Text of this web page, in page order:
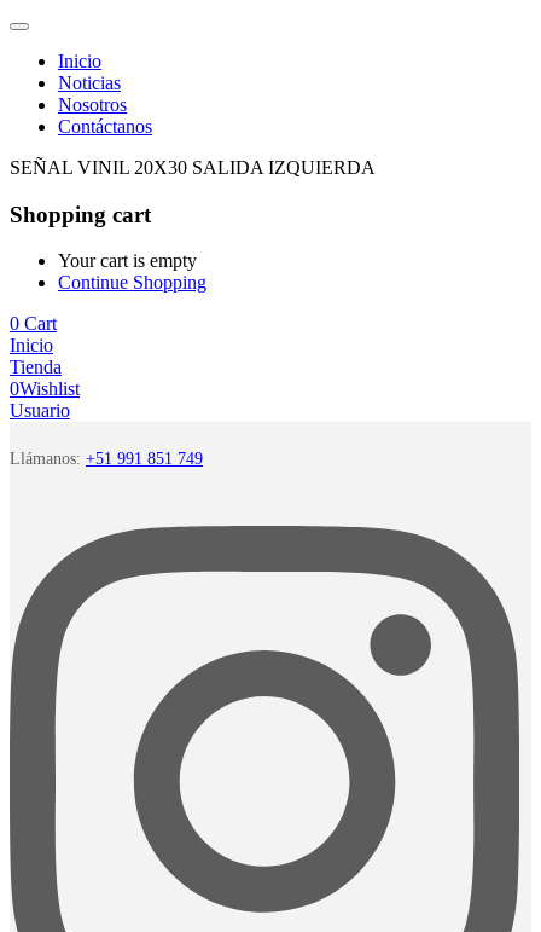
Inicio
Noticias
Nosotros
Contáctanos
SEÑAL VINIL 20X30 SALIDA IZQUIERDA
Shopping cart
Your cart is empty
Continue Shopping
0 Cart
Inicio
Tienda
0Wishlist
Usuario
Llámanos: +51 991 851 749